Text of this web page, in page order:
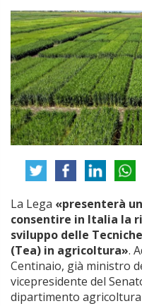
La Lega «presenterà
consentire in Italia la
sviluppo delle
(Tea) in agricoltura».
Centinaio, già ministro
vicepresidente del
dipartimento